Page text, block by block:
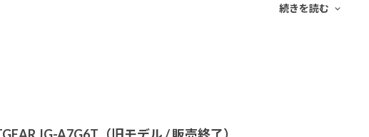
騰の影響でどこもスペックを削りにくる局面なのに、一番大事な「ゲー
」に手抜きなし】 パーツが高い時期のBTOって、マザーボードや電源、メ
続きを読む